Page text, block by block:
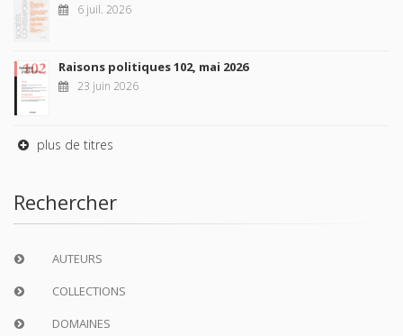
6 juil. 2026
Raisons politiques 102, mai 2026
23 juin 2026
plus de titres
Rechercher
AUTEURS
COLLECTIONS
DOMAINES